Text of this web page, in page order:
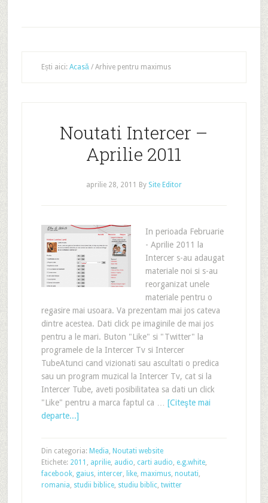
Ești aici: Acasă /Arhive pentru maximus
Noutati Intercer –
Aprilie 2011
aprilie 28, 2011 By Site Editor
In perioada Februarie
- Aprilie 2011 la
Intercer s-au adaugat
materiale noi si s-au
reorganizat unele
materiale pentru o
regasire mai usoara. Va prezentam mai jos cateva
dintre acestea. Dati click pe imaginile de mai jos
pentru a le mari. Buton "Like" si "Twitter" la
programele de la Intercer Tv si Intercer
TubeAtunci cand vizionati sau ascultati o predica
sau un program muzical la Intercer Tv, cat si la
Intercer Tube, aveti posibilitatea sa dati un click
"Like" pentru a marca faptul ca … [Citeşte mai
departe...]
Din categoria: Media, Noutati website
Etichete: 2011 , aprilie, audio, carti audio, e.g.white,
facebook, gaius, intercer, like, maximus, noutati,
romania, studii biblice, studiu biblic, twitter